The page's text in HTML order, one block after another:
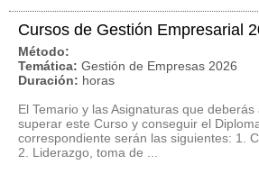
Cursos de Gestión Empresarial
Método:
Temática: Gestión de Empresas 2026
Duración: horas
El Temario y las Asignaturas que
superar este Curso y conseguir el
correspondiente serán las siguientes: 1.
2. Liderazgo, toma de ...